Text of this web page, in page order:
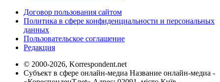
Договор пользования сайтом
Политика в сфере конфиденциальности и персональных
данных
Пользовательское соглашение
Редакция
© 2000-2026, Korrespondent.net
Субъект в сфере онлайн-медиа Название онлайн-медиа -